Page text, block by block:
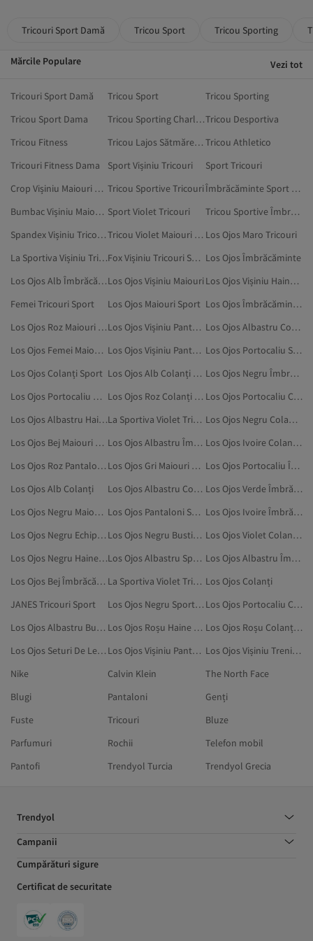
Tricouri Sport Damă Tricou Sport Tricou Sporting
Mărcile Populare Vezi tot
Tricouri Sport Damă Tricou Sport
Tricou Sporting
Tricou Sport Dama
Tricou Sporting CharleroiTricou Desportiva
Tricou Fitness
Tricou Lajos Sătmăreanu Tricou Athletico
Tricouri Fitness Dama
Sport Vișiniu Tricouri
Sport Tricouri
Crop Vișiniu Maiouri Sport Tricou Sportive Tricouri
Îmbrăcăminte Sport Sportive Tricouri
Bumbac Vișiniu Maiouri Sport Sport Violet Tricouri
Tricou Sportive Îmbrăcăminte
Spandex Vișiniu Tricouri
Tricou Violet Maiouri Sport Los Ojos Maro Tricouri
La Sportiva Vișiniu Tricouri
Fox Vișiniu Tricouri Sport Los Ojos Îmbrăcăminte
Los Ojos Alb ÎmbrăcăminteLos Ojos Vișiniu Maiouri
Los Ojos Vișiniu Haine De Sport
Femei Tricouri Sport
Los Ojos Maiouri Sport
Los Ojos Îmbrăcăminte De Exterior
Los Ojos Roz Maiouri Sport
Los Ojos Vișiniu Pantaloni Scurți De Sport
Los Ojos Albastru Colanți Sport
Los Ojos Femei Maiouri Sport
Los Ojos Vișiniu Pantaloni De Trening
Los Ojos Portocaliu Sport Și Outdoor
Los Ojos Colanți Sport
Los Ojos Alb Colanți Sport
Los Ojos Negru Îmbrăcăminte
Los Ojos Portocaliu Haine De Sport
Los Ojos Roz Colanți Sport
Los Ojos Portocaliu Colanți Sport
Los Ojos Albastru Haine De Sport
La Sportiva Violet Tricouri Sport
Los Ojos Negru Colanți Sport
Los Ojos Bej Maiouri Sport
Los Ojos Albastru Îmbrăcăminte
Los Ojos Ivoire Colanți Sport
Los Ojos Roz Pantaloni Sport
Los Ojos Gri Maiouri Sport
Los Ojos Portocaliu Îmbrăcăminte
Los Ojos Alb Colanți
Los Ojos Albastru Colanți
Los Ojos Verde Îmbrăcăminte
Los Ojos Negru Maiouri Sport
Los Ojos Pantaloni Sport
Los Ojos Ivoire Îmbrăcăminte
Los Ojos Negru Echipament Sportiv
Los Ojos Negru Bustiere Sport
Los Ojos Violet Colanți Sport
Los Ojos Negru Haine De Sport
Los Ojos Albastru Sport Și Outdoor
Los Ojos Albastru Îmbrăcăminte De Exterior
Los Ojos Bej Îmbrăcăminte
La Sportiva Violet Tricouri Los Ojos Colanți
JANES Tricouri Sport
Los Ojos Negru Sport Și Outdoor
Los Ojos Portocaliu Colanți
Los Ojos Albastru Bustiere Sport
Los Ojos Roșu Haine De Sport
Los Ojos Roșu Colanți Sport
Los Ojos Seturi De Lenjerie Intimă Sport
Los Ojos Vișiniu Pantaloni
Los Ojos Vișiniu Treninguri
Nike
Calvin Klein
The North Face
Blugi
Pantaloni
Genți
Fuste
Tricouri
Bluze
Parfumuri
Rochii
Telefon mobil
Pantofi
Trendyol Turcia Trendyol Grecia
Trendyol
Campanii
Cumpărături sigure
Certificat de securitate